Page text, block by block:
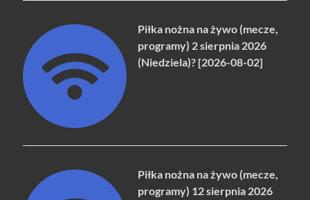
Piłka nożna na żywo (mecze,
programy) 2 sierpnia 2026
(Niedziela)? [2026-08-02]
Piłka nożna na żywo (mecze,
programy) 12 sierpnia 2026